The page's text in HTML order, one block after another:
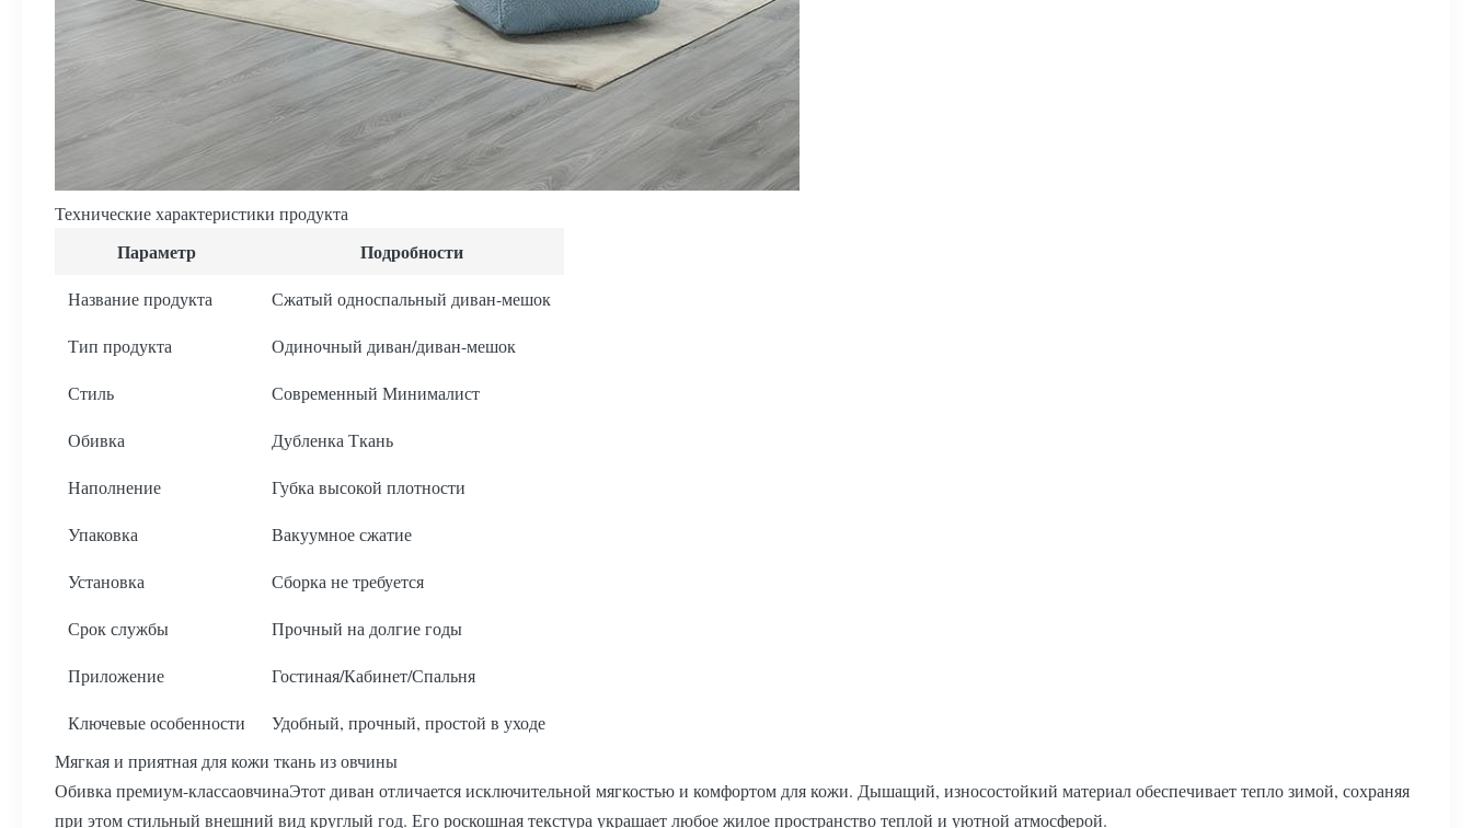
Технические характеристики продукта
Параметр Подробности
Название продукта Сжатый односпальный диван-мешок
Тип продукта Одиночный диван/диван-мешок
Стиль Современный Минималист
Обивка Дубленка Ткань
Наполнение Губка высокой плотности
Упаковка Вакуумное сжатие
Установка Сборка не требуется
Срок службы Прочный на долгие годы
Приложение Гостиная/Кабинет/Спальня
Ключевые особенности
Удобный, прочный, простой в уходе
Мягкая и приятная для кожи ткань из овчины
Обивка премиум-классаовчинаЭтот диван отличается исключительной мягкостью и комфортом для кожи. Дышащий, износостойкий материал обеспечивает тепло зимой, сохраняя
при этом стильный внешний вид круглый год. Его роскошная текстура украшает любое жилое пространство теплой и уютной атмосферой.